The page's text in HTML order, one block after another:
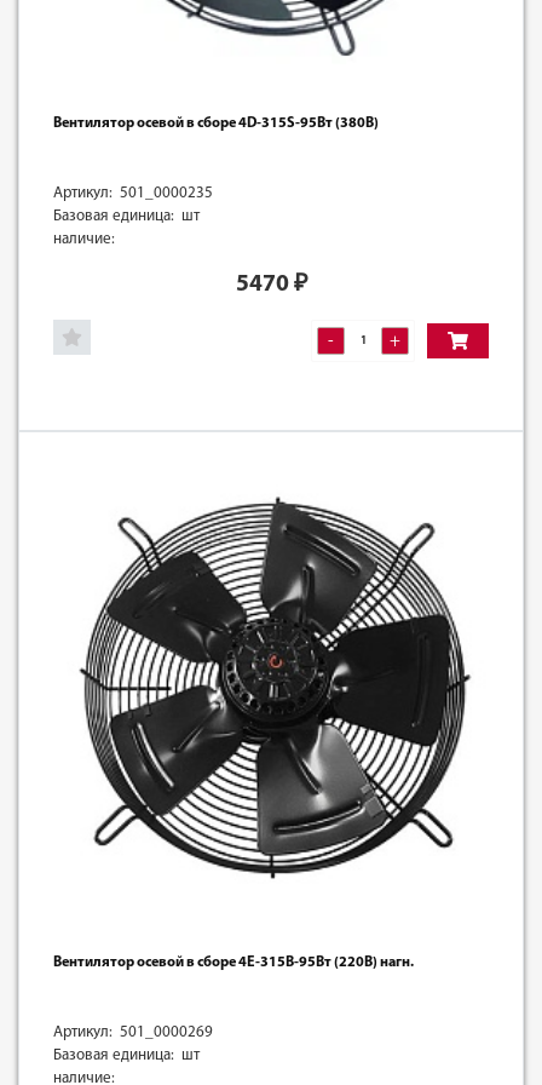
Вентилятор осевой в сборе 4D-315S-95Вт (380В)
Артикул: 501_0000235
Базовая единица: шт
наличие:
5470₽
- +
Вентилятор осевой в сборе 4E-315B-95Вт (220В) нагн.
Артикул: 501_0000269
Базовая единица: шт
наличие: